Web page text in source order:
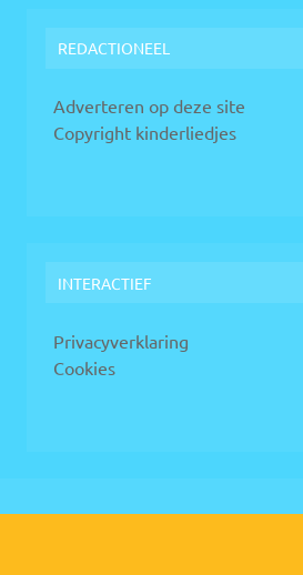
REDACTIONEEL
Adverteren op deze site
Copyright kinderliedjes
INTERACTIEF
Privacyverklaring
Cookies